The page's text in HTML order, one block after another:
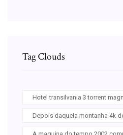
Tag Clouds
Hotel transilvania 3 torrent
Depois daquela montanha 4k